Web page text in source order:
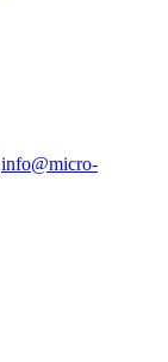
info@micro-